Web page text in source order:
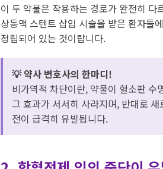
이 두 약물은 작용하는 경로가 완전히
상동맥 스텐트 삽입 시술을 받은 환자들
정립되어 있는 것이랍니다.
💡 약사 변호사의 한마디!
비가역적 차단이란, 약물이 혈소판
그 효과가 서서히 사라지며, 반대로
전이 급격히 유발됩니다.